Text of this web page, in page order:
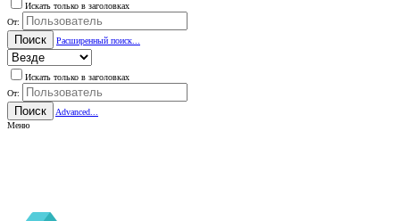
Искать только в заголовках
От:
Поиск Расширенный поиск...
Искать только в заголовках
От:
Поиск
Advanced...
Меню